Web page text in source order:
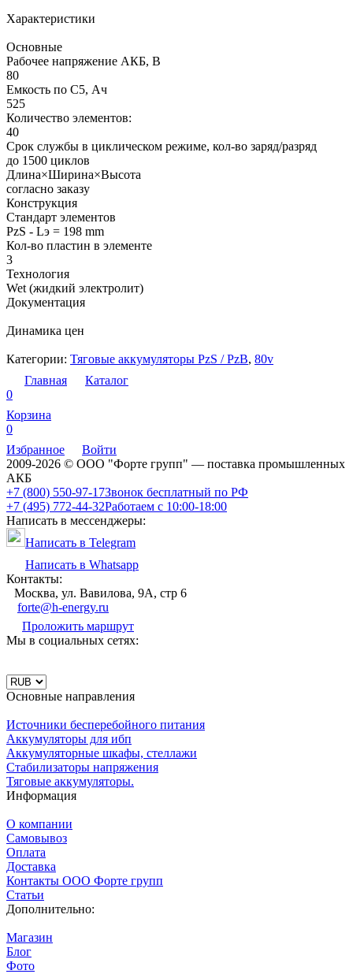
Характеристики
Основные
Рабочее напряжение АКБ, B
80
Емкость по С5, Ач
525
Количество элементов:
40
Срок службы в циклическом режиме, кол-во заряд/разряд
до 1500 циклов
Длина×Ширина×Высота
согласно заказу
Конструкция
Стандарт элементов
PzS - Lэ = 198 mm
Кол-во пластин в элементе
3
Технология
Wet (жидкий электролит)
Документация
Динамика цен
Категории: Тяговые аккумуляторы PzS / PzB, 80v
Главная
Каталог
0
Корзина
0
Избранное
Войти
2009-2026 © ООО "Форте групп" — поставка промышленных
АКБ
+7 (800) 550-97-17Звонок бесплатный по РФ
+7 (495) 772-44-32Работаем с 10:00-18:00
Написать в мессенджеры:
Написать в Telegram
Написать в Whatsapp
Контакты:
Москва, ул. Вавилова, 9А, стр 6
forte@h-energy.ru
Проложить маршрут
Мы в социальных сетях:
Основные направления
Источники бесперебойного питания
Аккумуляторы для ибп
Аккумуляторные шкафы, стеллажи
Стабилизаторы напряжения
Тяговые аккумуляторы.
Информация
О компании
Самовывоз
Оплата
Доставка
Контакты ООО Форте групп
Статьи
Дополнительно:
Магазин
Блог
Фото